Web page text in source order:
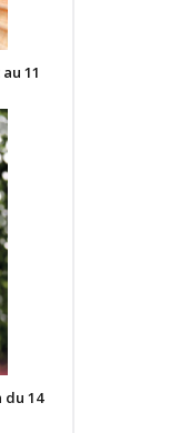
11
du 14